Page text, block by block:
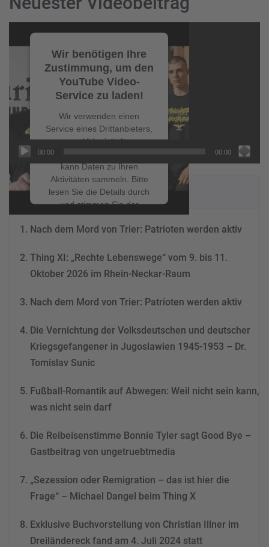
Player
Wir benötigen Ihre
Zustimmung, um den
YouTube Video-
Service zu laden!
Wir verwenden einen
Service eines Drittanbieters,
um Videoinhalte
einzubetten. Dieser Service
kann Daten zu Ihren
Aktivitäten sammeln. Bitte
lesen Sie die Details durch
und stimmen Sie der
Nutzung des Service zu, um
dieses Video anzusehen.
Mehr Informationen
Consent Management
00:00 00:00
NEUESTE BEITRÄGE
Nach dem Mord von Trier: Patrioten werden aktiv
Thing XI: „Rechte Lebenswege“ vom 9. bis 11.
Oktober 2026 im Rhein-Neckar-Raum
Nach dem Mord von Trier: Patrioten werden aktiv
Die Vernichtung der Volksdeutschen und deutscher
Kriegsgefangener in Jugoslawien 1945-1953 – Dr.
Tomislav Sunic
Fußball-Romantik auf Abwegen: Weil nicht sein kann,
was nicht sein darf
Die Reibeisenstimme Bonnie Tyler sagt Good Bye –
Gastbeitrag von ungetruebtmedia
„Sezession oder Remigration – das ist hier die
Frage“ – Michael Dangel beim Thing X
Exklusive Buchvorstellung von Christian Illner im
Dreiländereck fand am 4. Juli 2024 statt